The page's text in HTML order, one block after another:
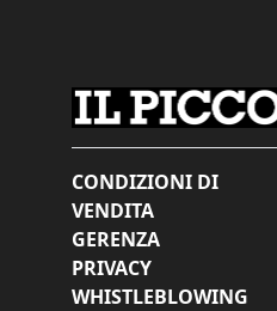
CONDIZIONI DI
VENDITA
GERENZA
PRIVACY
WHISTLEBLOWING